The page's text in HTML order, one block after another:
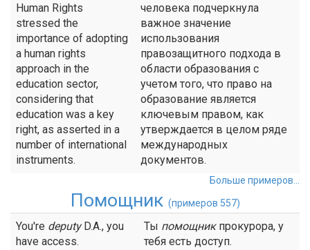
Human Rights
stressed the
importance of adopting
a human rights
approach in the
education sector,
considering that
education was a key
right, as asserted in a
number of international
instruments.
человека подчеркнула
важное значение
использования
правозащитного подхода в
области образования с
учетом того, что право на
образование является
ключевым правом, как
утверждается в целом ряде
международных
документов.
Больше примеров...
Помощник (примеров 557)
You're deputyD.A., you
have access.
Ты помощникпрокурора, у
тебя есть доступ.